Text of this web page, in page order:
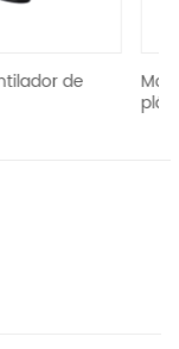
Molde de lavadora